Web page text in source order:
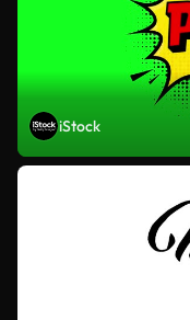
iStock